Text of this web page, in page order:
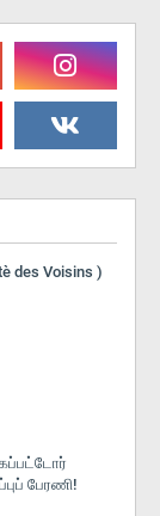
des Voisins )
பேரணி!